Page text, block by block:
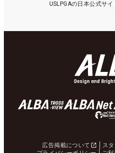
USLPGAの日本公式サイ
広告掲載について ス